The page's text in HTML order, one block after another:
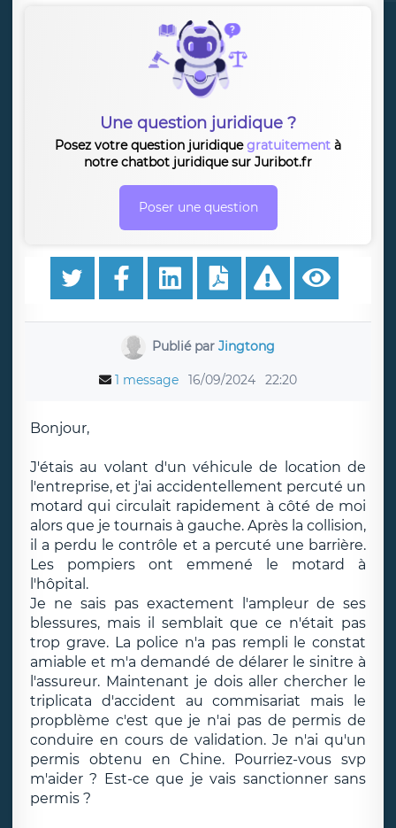
Une question juridique ?
Posez votre question juridiquegratuitement à
notre chatbot juridique sur Juribot.fr
Poser une question
Publié parJingtong
1 message 16/09/2024 22:20
Bonjour,
J'étais au volant d'un véhicule de location de
l'entreprise, et j'ai accidentellement percuté un
motard qui circulait rapidement à côté de moi
alors que je tournais à gauche. Après la collision,
il a perdu le contrôle et a percuté une barrière.
Les pompiers ont emmené le motard à
l'hôpital.
Je ne sais pas exactement l'ampleur de ses
blessures, mais il semblait que ce n'était pas
trop grave. La police n'a pas rempli le constat
amiable et m'a demandé de délarer le sinitre à
l'assureur. Maintenant je dois aller chercher le
triplicata d'accident au commisariat mais le
propblème c'est que je n'ai pas de permis de
conduire en cours de validation. Je n'ai qu'un
permis obtenu en Chine. Pourriez-vous svp
m'aider ? Est-ce que je vais sanctionner sans
permis ?